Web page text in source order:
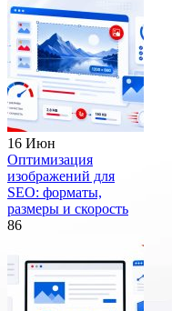
16 Июн
Оптимизация
изображений для
SEO: форматы,
размеры и скорость
86